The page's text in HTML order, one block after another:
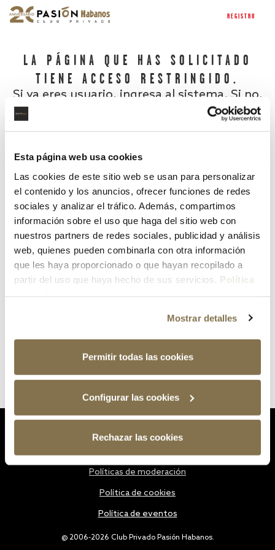
Esta página web usa cookies
Las cookies de este sitio web se usan para personalizar
el contenido y los anuncios, ofrecer funciones de redes
sociales y analizar el tráfico. Además, compartimos
información sobre el uso que haga del sitio web con
nuestros partners de redes sociales, publicidad y análisis
web, quienes pueden combinarla con otra información
que les haya proporcionado o que hayan recopilado a
partir del uso que haya hecho de sus servicios. Política
Mostrar detalles
Permitir todas las cookies
Configurar las cookies
Rechazar las cookies
REGISTRO
LA PÁGINA QUE HAS SOLICITADO
TIENE ACCESO RESTRINGIDO.
Si ya eres usuario, ingresa al sistema. Si no,
¿Has olvidado tu contraseña?
@ 2006-2026 Club Privado Pasión Habanos.
Políticas de moderación
Política de cookies
Política de eventos